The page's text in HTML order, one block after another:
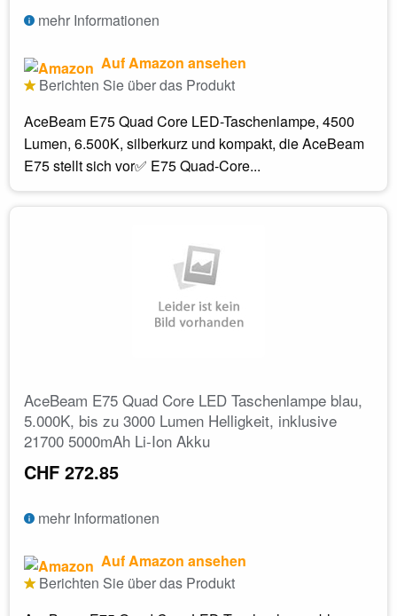
mehr Informationen
Auf Amazon ansehen
Berichten Sie über das Produkt
AceBeam E75 Quad Core LED-Taschenlampe, 4500
Lumen, 6.500K, silberkurz und kompakt, die AceBeam
E75 stellt sich vor✅ E75 Quad-Core...
AceBeam E75 Quad Core LED Taschenlampe blau,
5.000K, bis zu 3000 Lumen Helligkeit, inklusive
21700 5000mAh Li-Ion Akku
CHF 272.85
mehr Informationen
Auf Amazon ansehen
Berichten Sie über das Produkt